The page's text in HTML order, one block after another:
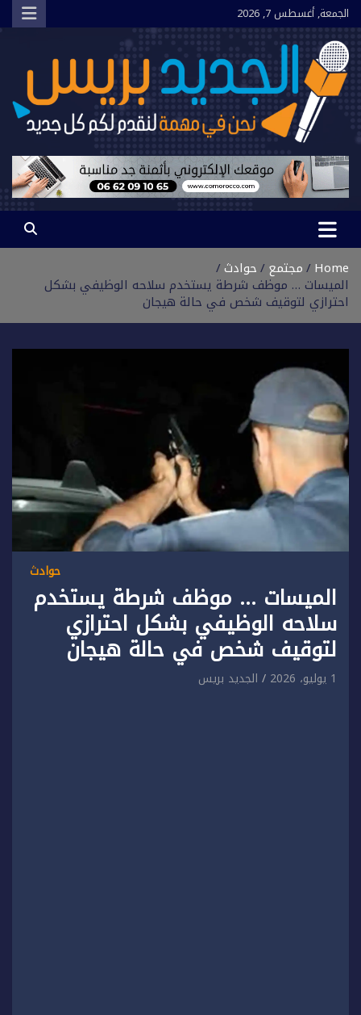
Skip
to
content
الجمعة, أغسطس 7, 2026
الجديد بريس
نحن في مهمة لنقدم لكم كل جديد
Home مجتمع حوادث
الميسات … موظف شرطة يستخدم سلاحه الوظيفي بشكل
احترازي لتوقيف شخص في حالة هيجان
حوادث
الميسات … موظف شرطة يستخدم
سلاحه الوظيفي بشكل احترازي
لتوقيف شخص في حالة هيجان
1 يوليو، 2026 الجديد بريس